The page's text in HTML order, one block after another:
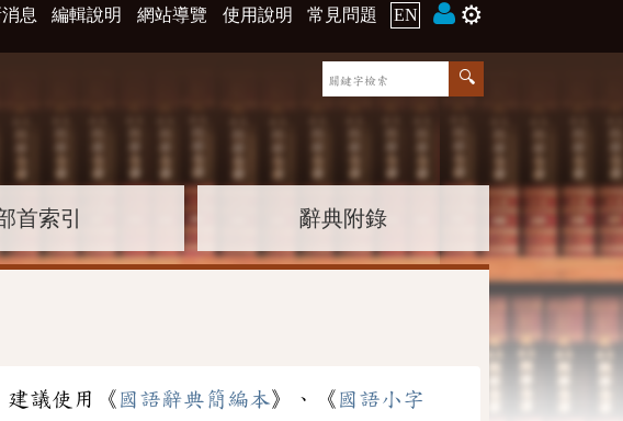
息 編輯說明 網站導覽 使用說明 常見問題 EN ⚙️
首索引 辭典附錄
建議使用《 國語辭典簡編本》、《 國語小字